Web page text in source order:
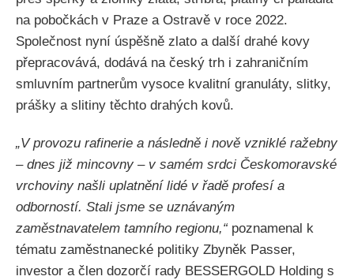
na pobočkách v Praze a Ostravě v roce 2022.
Společnost nyní úspěšně zlato a další drahé kovy
přepracovává, dodává na český trh i zahraničním
smluvním partnerům vysoce kvalitní granuláty, slitky,
prášky a slitiny těchto drahých kovů.
„V provozu rafinerie a následně i nově vzniklé ražebny
– dnes již mincovny – v samém srdci Českomoravské
vrchoviny našli uplatnění lidé v řadě profesí a
odborností. Stali jsme se uznávaným
zaměstnavatelem tamního regionu,“ poznamenal k
tématu zaměstnanecké politiky Zbyněk Passer,
investor a člen dozorčí rady BESSERGOLD Holding s